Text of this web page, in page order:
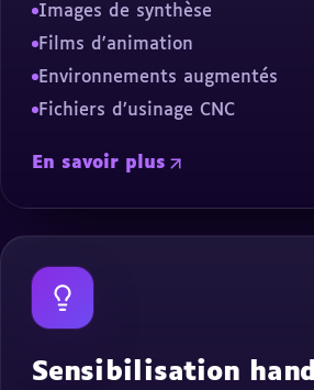
Images de synthèse
Films d'animation
Environnements augmentés
Fichiers d’usinage CNC
En savoir plus
Sensibilisation